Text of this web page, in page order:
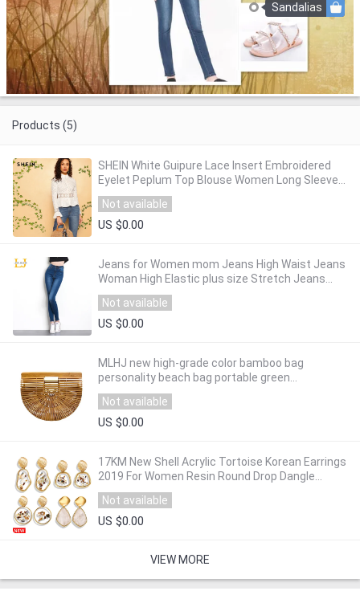
Sandalias
Products (5)
SHEIN White Guipure Lace Insert Embroidered
Eyelet Peplum Top Blouse Women Long Sleeve
Slim Fit Office Lady Boho Blouses
Not available
US $0.00
Jeans for Women mom Jeans High Waist Jeans
Woman High Elastic plus size Stretch Jeans
female washed denim skinny pencil pants
Not available
US $0.00
MLHJ new high-grade color bamboo bag
personality beach bag portable green
handmade bag rattan handbag outdoor clutch
bag
Not available
US $0.00
17KM New Shell Acrylic Tortoise Korean Earrings
2019 For Women Resin Round Drop Dangle
Earring Brincos Geometric Fashion Jewelry
Not available
US $0.00
VIEW MORE